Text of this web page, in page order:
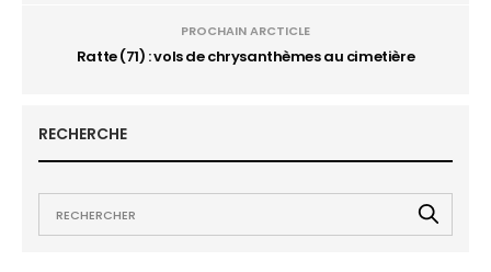
PROCHAIN ARCTICLE
Ratte (71) : vols de chrysanthèmes au cimetière
RECHERCHE